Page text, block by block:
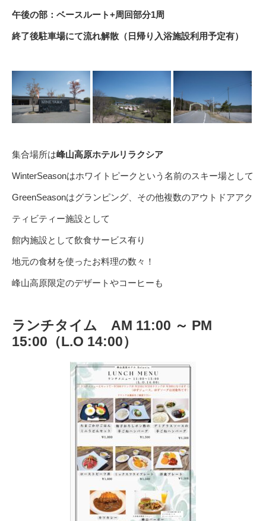
午後の部：ベースルート+周回部分1周
終了後駐車場にて流れ解散（日帰り入浴施設利用予定有）
集合場所は峰山高原ホテルリラクシア
WinterSeasonはホワイトピークという名前のスキー場として
GreenSeasonはグランピング、その他複数のアウトドアアク
ティビティー施設として
館内施設として飲食サービス有り
地元の食材を使ったお料理の数々！
峰山高原限定のデザートやコーヒーも
ランチタイム AM 11:00 ～ PM
15:00（L.O 14:00）